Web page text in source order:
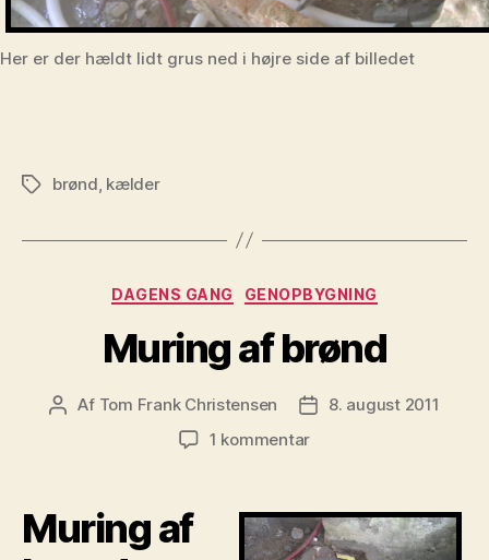
Her er der hældt lidt grus ned i højre side af billedet
Tagsbrønd, kælder
Kategorier
DAGENS GANG GENOPBYGNING
Muring af brønd
Indlægsforfatter
Af Tom Frank Christensen Indlægsdato
8. august 2011
1 kommentartil
brønd
Muring af